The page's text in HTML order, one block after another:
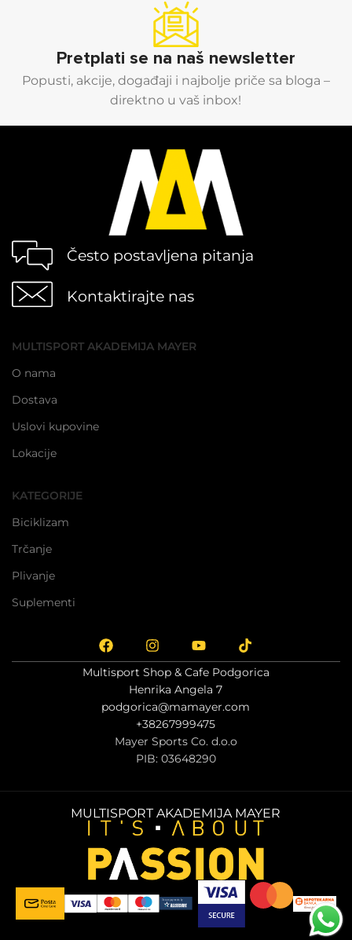
Pretplati se na naš newsletter
Popusti, akcije, događaji i najbolje priče sa bloga –
direktno u vaš inbox!
Često postavljena pitanja
Kontaktirajte nas
MULTISPORT AKADEMIJA MAYER
O nama
Dostava
Uslovi kupovine
Lokacije
KATEGORIJE
Biciklizam
Trčanje
Plivanje
Suplementi
Multisport Shop & Cafe Podgorica
Henrika Angela 7
podgorica@mamayer.com
+38267999475
Mayer Sports Co. d.o.o
PIB: 03648290
MULTISPORT AKADEMIJA MAYER